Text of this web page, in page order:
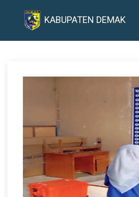
KABUPATEN DEMAK